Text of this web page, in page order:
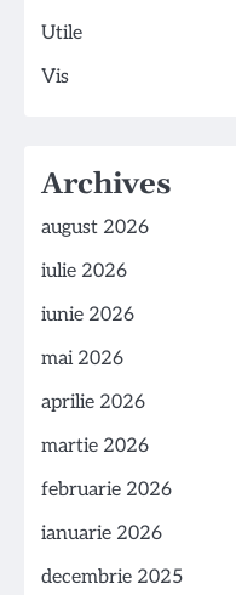
Utile
Vis
Archives
august 2026
iulie 2026
iunie 2026
mai 2026
aprilie 2026
martie 2026
februarie 2026
ianuarie 2026
decembrie 2025